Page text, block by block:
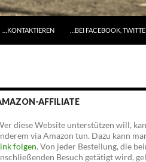
…KONTAKTIEREN …BEI FACEBOOK,
AFFILIATE
diese Website unterstützen will,
via Amazon tun. Dazu kann
folgen. Von jeder Bestellung, die
Besuch getätigt wird,